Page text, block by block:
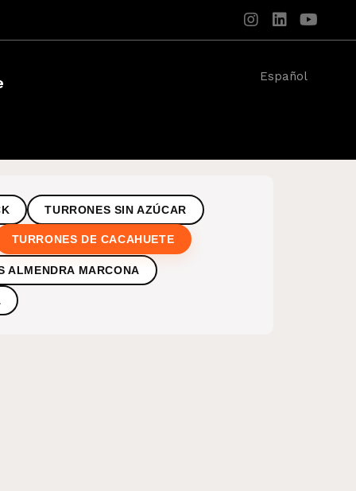
Español
TURRONES SIN AZÚCAR
TURRONES DE CACAHUETE
ALMENDRA MARCONA